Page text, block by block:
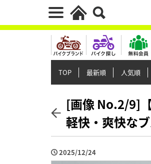
TOP 最新順 人気順
[画像 No.2/9]
軽快・爽快な
2025/12/24